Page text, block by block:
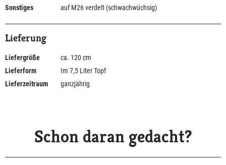
Sonstiges auf M26 verdelt (schwachwüchsig)
Lieferung
Liefergröße
ca. 120 cm
Lieferform
Im 7,5 Liter Topf
Lieferzeitraum
ganzjährig
Schon daran gedacht?